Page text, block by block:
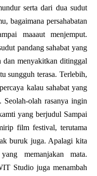
serta dari dua sudut
bagaimana persahabatan
maaaut menjemput.
pandang sahabat yang
dan menyakitkan ditinggal
sungguh terasa. Terlebih,
kalau sahabat yang
Seolah-olah rasanya ingin
yang berjudul Sampai
film festival, terutama
buruk juga. Apalagi kita
memanjakan mata.
Studio juga menambah